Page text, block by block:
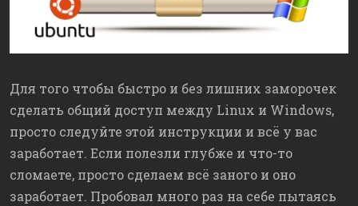
Для того чтобы быстро и без лишних заморочек
сделать общий доступ между Linux и Windows,
просто следуйте этой инструкции и всё у вас
заработает. Если полезли глубже и что-то
сломаете, просто сделаем всё заного и оно
заработает. Пробовал много раз на себе пытаясь